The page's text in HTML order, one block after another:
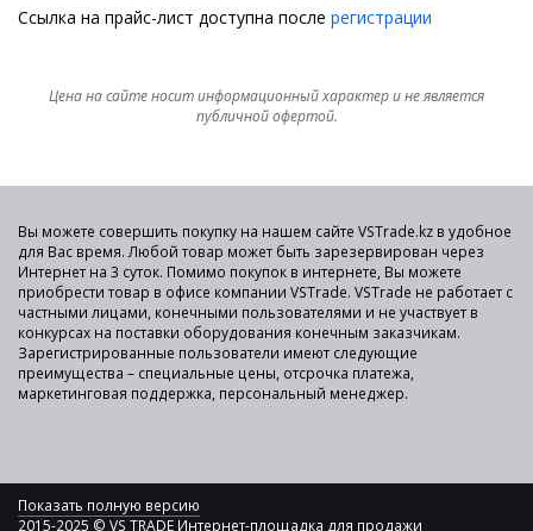
Ссылка на прайс-лист доступна после регистрации
Цена на сайте носит информационный характер и не является
публичной офертой.
Вы можете совершить покупку на нашем сайте VSTrade.kz в удобное
для Вас время. Любой товар может быть зарезервирован через
Интернет на 3 суток. Помимо покупок в интернете, Вы можете
приобрести товар в офисе компании VSTrade. VSTrade не работает с
частными лицами, конечными пользователями и не участвует в
конкурсах на поставки оборудования конечным заказчикам.
Зарегистрированные пользователи имеют следующие
преимущества – специальные цены, отсрочка платежа,
маркетинговая поддержка, персональный менеджер.
Показать полную версию
2015-2025 © VS TRADE Интернет-площадка для продажи